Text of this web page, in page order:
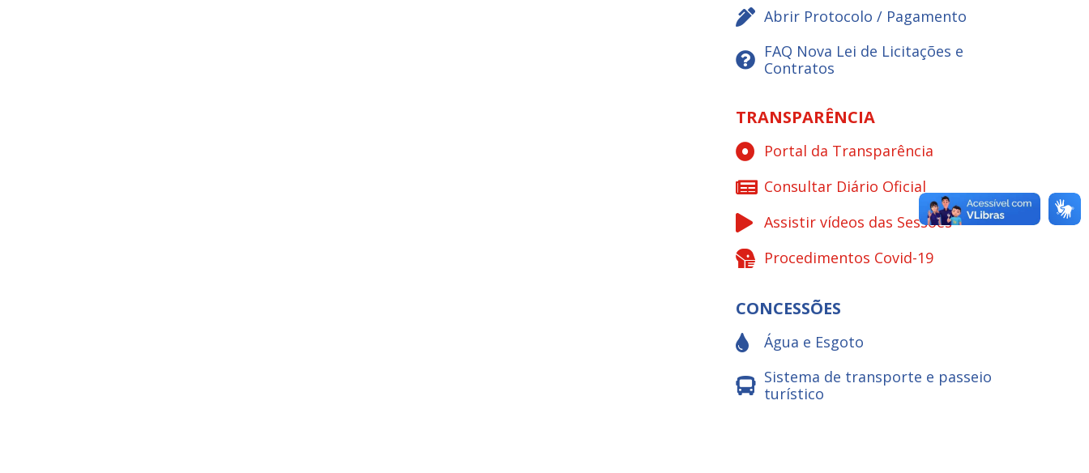
Abrir Protocolo / Pagamento
FAQ Nova Lei de Licitações e
Contratos
TRANSPARÊNCIA
Portal da Transparência
Consultar Diário Oficial
Assistir vídeos das Sessões
Procedimentos Covid-19
CONCESSÕES
Água e Esgoto
Sistema de transporte e passeio
turístico